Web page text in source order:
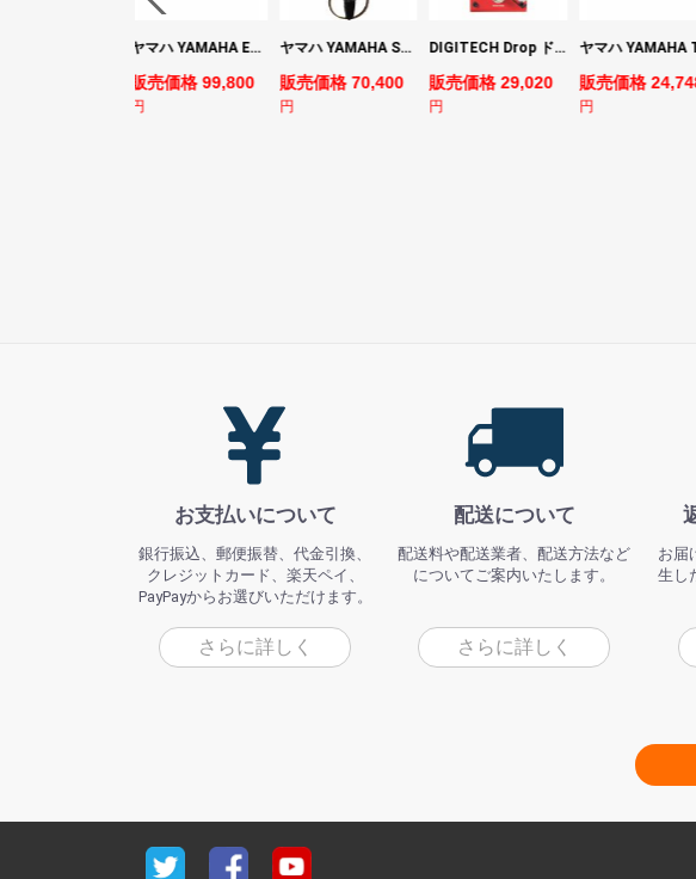
ヤマハ YAMAHA EMX7 12ch パワードミキサー
販売価格 99,800
円
ヤマハ YAMAHA SLG200S TBL サイレントギター
販売価格 70,400
円
DIGITECH Drop ドロップ・リチューニング・エフェクト
販売価格 29,020
円
販売価格
円
お支払いについて
銀行振込、郵便振替、代金引換、
クレジットカード、楽天ペイ、
PayPayからお選びいただけます。
さらに詳しく
配送について
配送料や配送業者、配送方法など
についてご案内いたします。
さらに詳しく
お届
生し